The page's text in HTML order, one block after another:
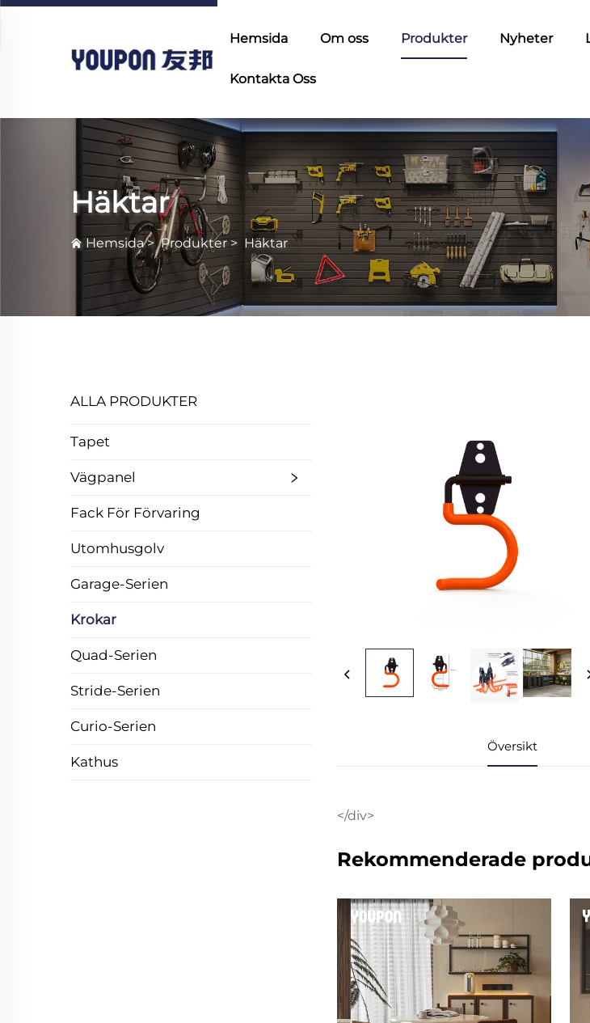
Hemsida Om oss Produkter Nyheter
Kontakta Oss
Häktar
Hemsida>Produkter> Häktar
ALLA PRODUKTER
Tapet
Vägpanel
Fack För Förvaring
Utomhusgolv
Garage-Serien
Krokar
Quad-Serien
Stride-Serien
Curio-Serien
Kathus
Översikt
</div>
Rekommenderade